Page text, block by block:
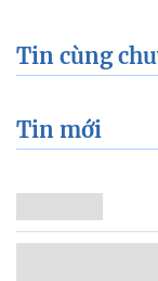
Tin cùng
Tin mới